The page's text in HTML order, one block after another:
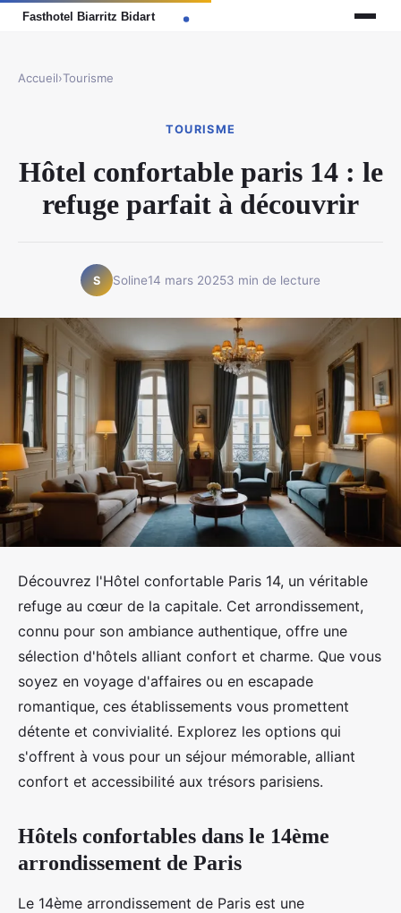
Accueil›Tourisme
TOURISME
Hôtel confortable paris 14 : le
refuge parfait à découvrir
S Soline14 mars 20253 min de lecture
Découvrez l'Hôtel confortable Paris 14, un véritable
refuge au cœur de la capitale. Cet arrondissement,
connu pour son ambiance authentique, offre une
sélection d'hôtels alliant confort et charme. Que vous
soyez en voyage d'affaires ou en escapade
romantique, ces établissements vous promettent
détente et convivialité. Explorez les options qui
s'offrent à vous pour un séjour mémorable, alliant
confort et accessibilité aux trésors parisiens.
Hôtels confortables dans le 14ème
arrondissement de Paris
Le 14ème arrondissement de Paris est une